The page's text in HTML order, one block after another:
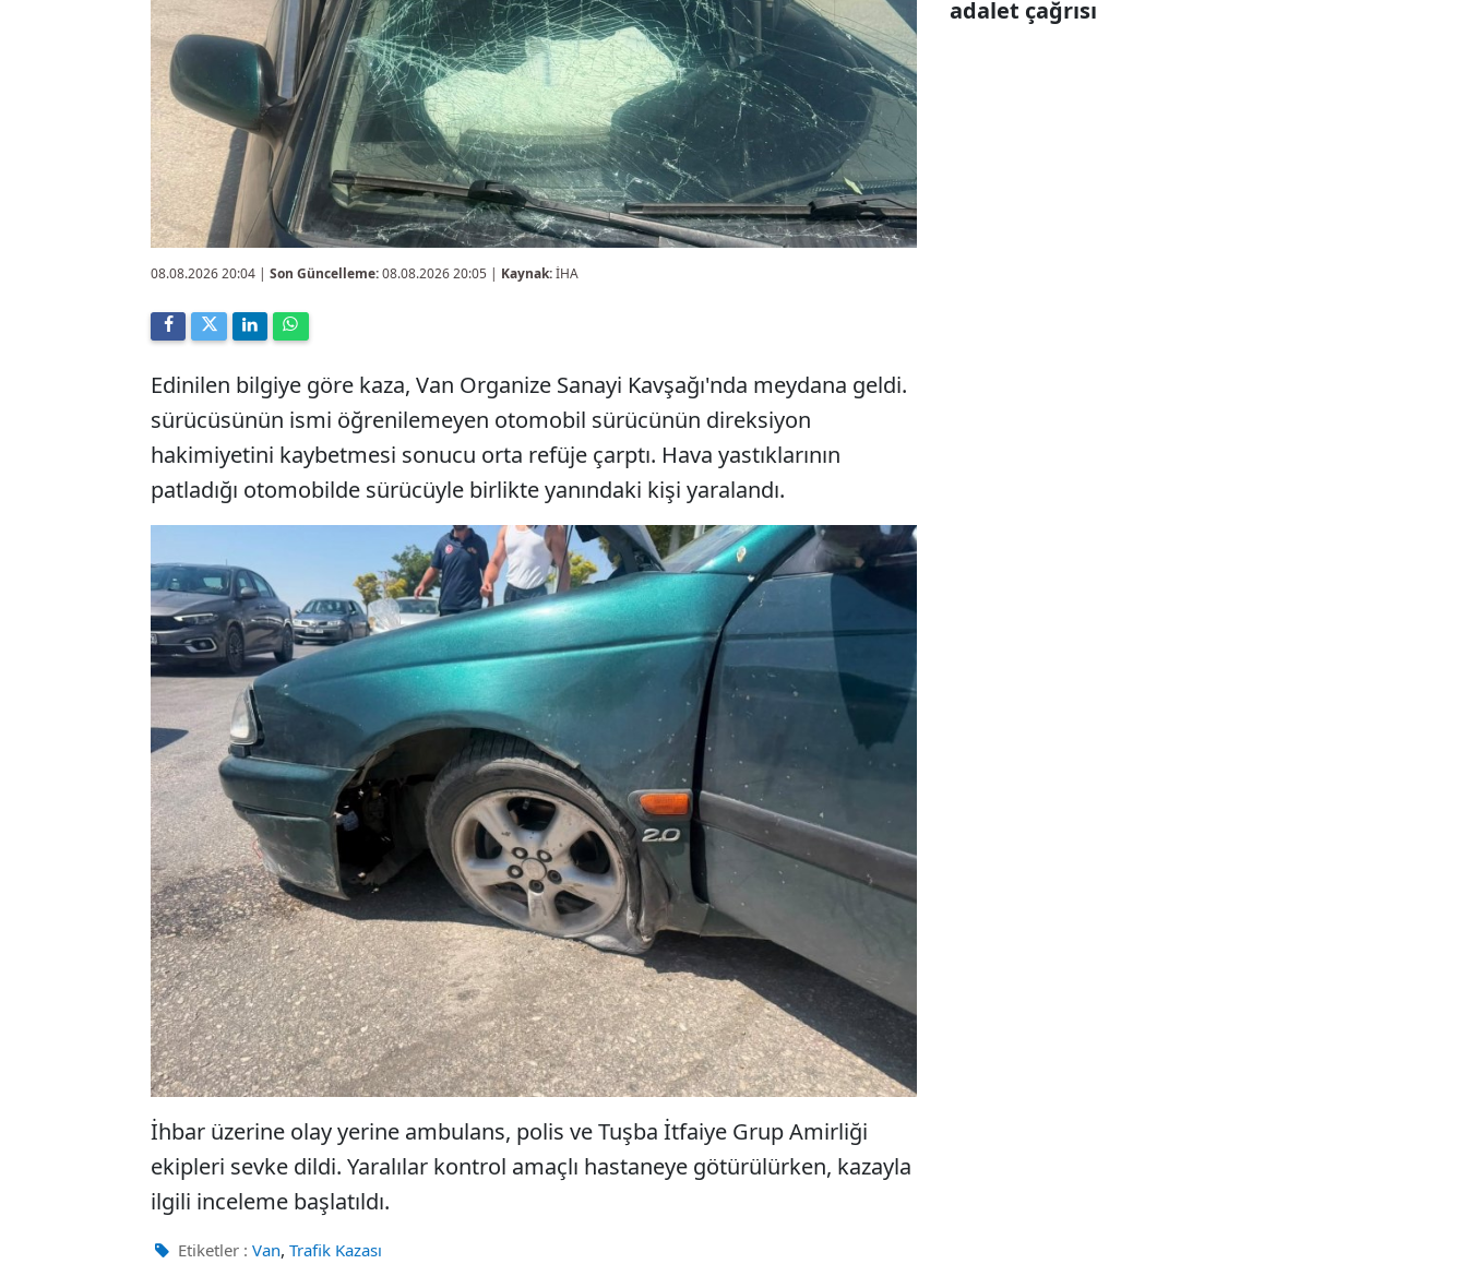
08.08.2026 20:04 | Son Güncelleme:08.08.2026 20:05 | Kaynak:İHA
Edinilen bilgiye göre kaza, Van Organize Sanayi Kavşağı'nda meydana geldi.
sürücüsünün ismi öğrenilemeyen otomobil sürücünün direksiyon
hakimiyetini kaybetmesi sonucu orta refüje çarptı. Hava yastıklarının
patladığı otomobilde sürücüyle birlikte yanındaki kişi yaralandı.
İhbar üzerine olay yerine ambulans, polis ve Tuşba İtfaiye Grup Amirliği
ekipleri sevke dildi. Yaralılar kontrol amaçlı hastaneye götürülürken, kazayla
ilgili inceleme başlatıldı.
Etiketler : Van, Trafik Kazası
adalet çağrısı